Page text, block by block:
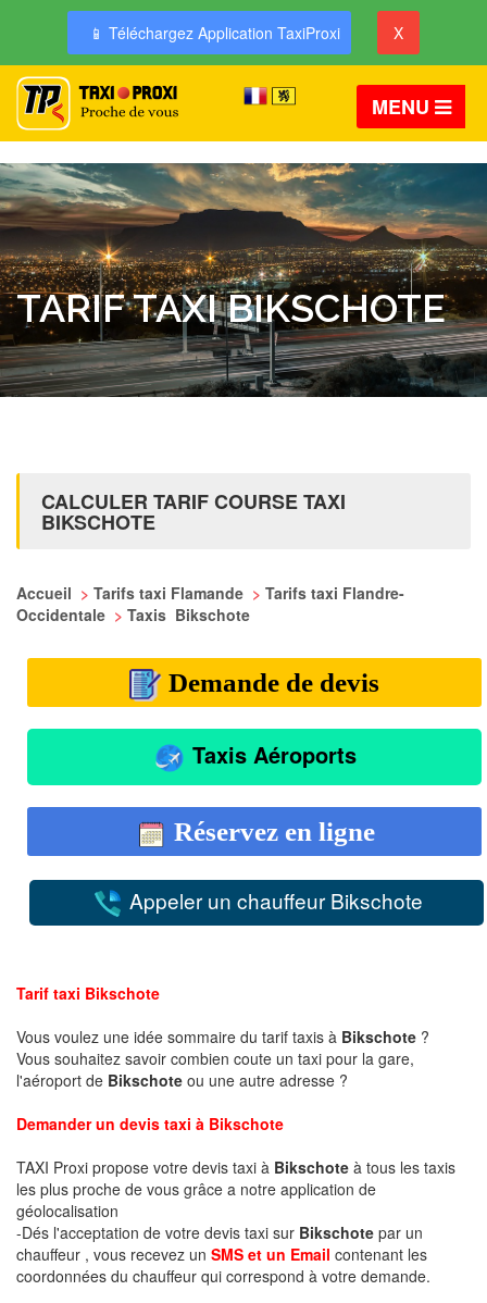
📱 Téléchargez Application TaxiProxi X
MENU
TARIF TAXI BIKSCHOTE
CALCULER TARIF COURSE TAXI
BIKSCHOTE
Accueil > Tarifs taxi Flamande > Tarifs taxi Flandre-
Occidentale > Taxis Bikschote
Demande de devis
Taxis Aéroports
Réservez en ligne
Appeler un chauffeur Bikschote
Tarif taxi Bikschote
Vous voulez une idée sommaire du tarif taxis à Bikschote ?
Vous souhaitez savoir combien coute un taxi pour la gare,
l'aéroport de Bikschote ou une autre adresse ?
Demander un devis taxi à Bikschote
TAXI Proxi propose votre devis taxi à Bikschote à tous les taxis
les plus proche de vous grâce a notre application de
géolocalisation
-Dés l'acceptation de votre devis taxi sur Bikschote par un
chauffeur , vous recevez un SMS et un Email contenant les
coordonnées du chauffeur qui correspond à votre demande.